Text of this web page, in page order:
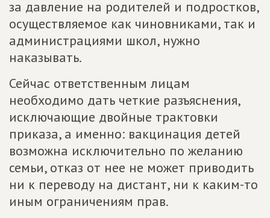
за давление на родителей и подростков,
осуществляемое как чиновниками, так и
администрациями школ, нужно
наказывать.
Сейчас ответственным лицам
необходимо дать четкие разъяснения,
исключающие двойные трактовки
приказа, а именно: вакцинация детей
возможна исключительно по желанию
семьи, отказ от нее не может приводить
ни к переводу на дистант, ни к каким-то
иным ограничениям прав.